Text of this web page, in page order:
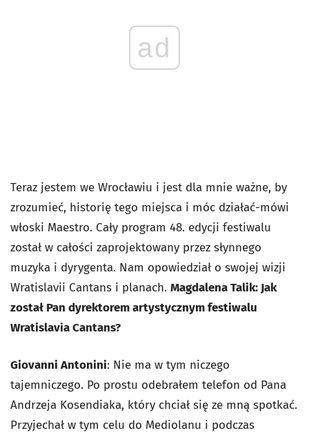
ad
Teraz jestem we Wrocławiu i jest dla mnie ważne, by
zrozumieć, historię tego miejsca i móc działać-mówi
włoski Maestro. Cały program 48. edycji festiwalu
został w całości zaprojektowany przez słynnego
muzyka i dyrygenta. Nam opowiedział o swojej wizji
Wratislavii Cantans i planach. Magdalena Talik: Jak
został Pan dyrektorem artystycznym festiwalu
Wratislavia Cantans?
Giovanni Antonini: Nie ma w tym niczego
tajemniczego. Po prostu odebrałem telefon od Pana
Andrzeja Kosendiaka, który chciał się ze mną spotkać.
Przyjechał w tym celu do Mediolanu i podczas